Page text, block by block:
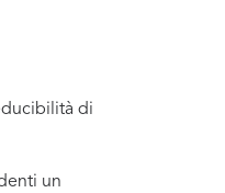
di
un